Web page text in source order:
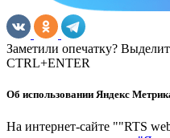
Заметили опечатку?
CTRL+ENTER
Об использовании Яндекс
На интернет-сайте ""RTS